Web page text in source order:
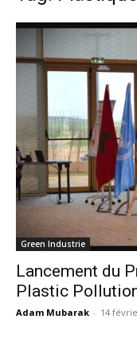
Green Industrie
Lancement du
Plastic
Adam Mubarak - 14